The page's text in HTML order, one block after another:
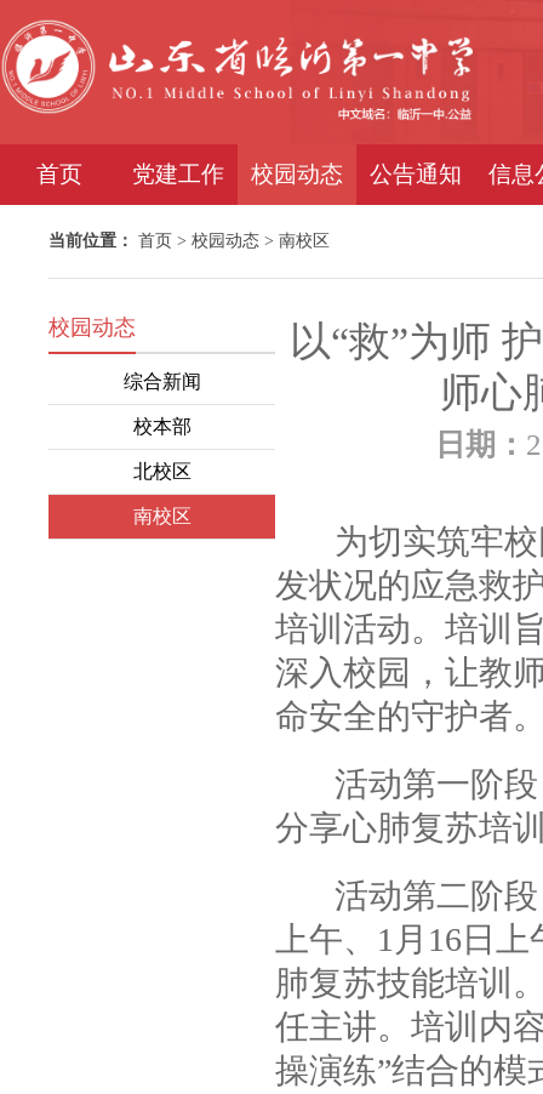
首页 党建工作 校园动态 公告通知 信息
当前位置： 首页 > 校园动态 > 南校区
校园动态
综合新闻
校本部
北校区
南校区
以“救”为师
师心
日期：
为切实筑牢校
发状况的应急救
培训活动。培训
深入校园，让教
命安全的守护者
活动第一阶段
分享心肺复苏培
活动第二阶段
上午、1月16日
肺复苏技能培训
任主讲。培训内
操演练”结合的